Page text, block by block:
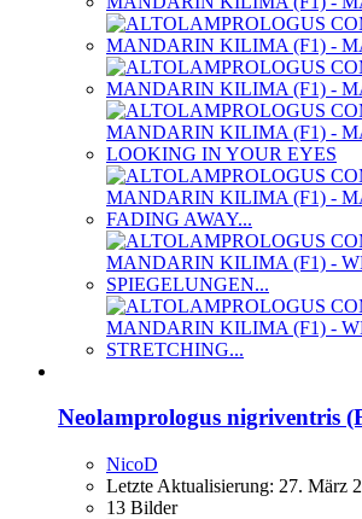
Neolamprologus nigriventris
NicoD
Letzte Aktualisierung: 27. März
13 Bilder